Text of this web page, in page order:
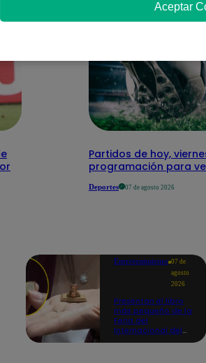
Partidos de hoy,
programación para
Deportes 07 de agosto 2026
Entretenimiento 07 de
agosto
2026
Presentan el libro
más pequeño de la
Feria del
Internacional del
Aceptar